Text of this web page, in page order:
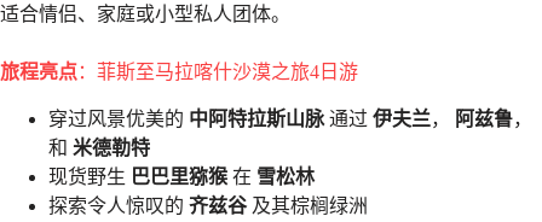
适合情侣、家庭或小型私人团体。
旅程亮点：菲斯至马拉喀什沙漠之旅4日游
穿过风景优美的 中阿特拉斯山脉通过 伊夫兰， 阿兹鲁，
和 米德勒特
现货野生 巴巴里猕猴 在 雪松林
探索令人惊叹的 齐兹谷 及其棕榈绿洲